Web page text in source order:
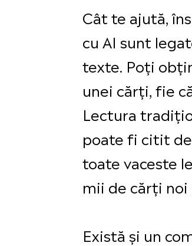
Cât te ajută,
cu AI sunt
texte. Poți
unei cărți, fie
Lectura
poate fi citit
toate vaceste
mii de cărți
Există și un